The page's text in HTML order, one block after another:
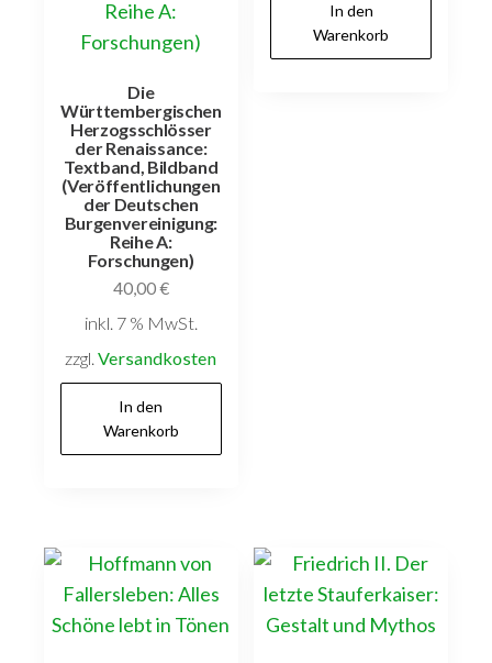
Die
Württembergischen
Herzogsschlösser
der Renaissance:
Textband, Bildband
(Veröffentlichungen
der Deutschen
Burgenvereinigung:
Reihe A:
Forschungen)
40,00€
inkl. 7 % MwSt.
zzgl.Versandkosten
In den
Warenkorb
In den
Warenkorb